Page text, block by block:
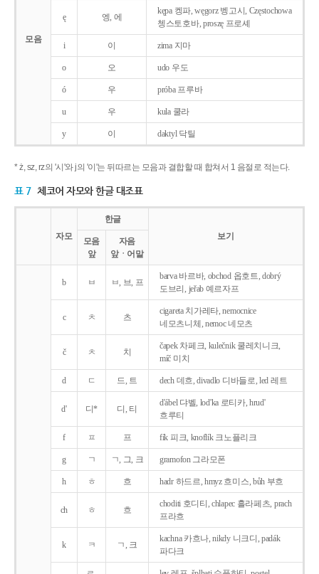
모음
ę 엥, 에
kępa 켕파, węgorz 벵고시, Częstochowa
쳉스토호바, proszę 프로셰
i 이 zima 지마
o 오 udo 우도
ó 우 próba 프루바
u 우 kula 쿨라
y 이 daktyl 닥틸
* ż, sz, rz의 '시'와 j의 '이'는 뒤따르는 모음과 결합할 때 합쳐서 1 음절로 적는다.
표 7 체코어 자모와 한글 대조표
자모
한글
보기
모음
앞
자음
앞ㆍ어말
b ㅂ ㅂ, 브, 프
barva 바르바, obchod 옵호트, dobrý
도브리, jeřab 예르자프
c ㅊ 츠
cigareta 치가레타, nemocnice
네모츠니체, nemoc 네모츠
č ㅊ 치
čapek 차페크, kulečnik 쿨레치니크,
míč 미치
d ㄷ 드, 트 dech 데흐, divadlo 디바들로, led 레트
d' 디* 디, 티
d'ábel 댜벨, lod'ka 로티카, hrud'
흐루티
f ㅍ 프 fík 피크, knoflík 크노플리크
g ㄱ ㄱ, 그, 크 gramofon 그라모폰
h ㅎ 흐 hadr 하드르, hmyz 흐미스, bůh 부흐
ch ㅎ 흐
choditi 호디티, chlapec 흘라페츠, prach
프라흐
k ㅋ ㄱ, 크
kachna 카흐나, nikdy 니크디, padák
파다크